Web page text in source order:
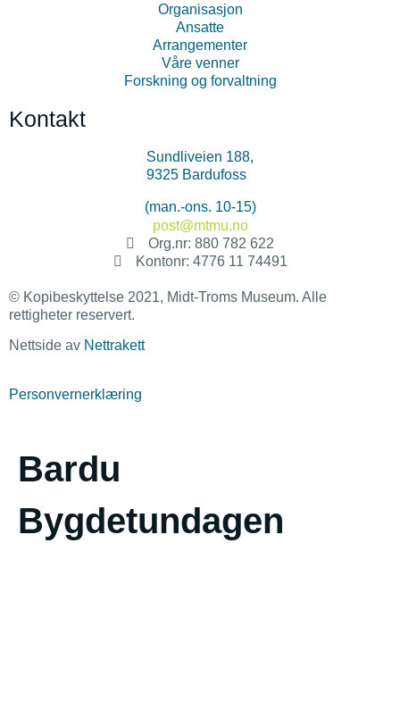
Organisasjon
Ansatte
Arrangementer
Våre venner
Forskning og forvaltning
Kontakt
Sundliveien 188,
9325 Bardufoss
(man.-ons. 10-15)
post@mtmu.no
Org.nr: 880 782 622
Kontonr: 4776 11 74491
© Kopibeskyttelse 2021, Midt-Troms Museum. Alle
rettigheter reservert.
Nettside av Nettrakett
Personvernerklæring
Bardu
Bygdetundagen